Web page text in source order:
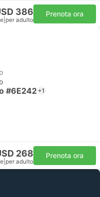
386
per adulto
Prenota ora
#6E242 +1
268
per adulto
Prenota ora